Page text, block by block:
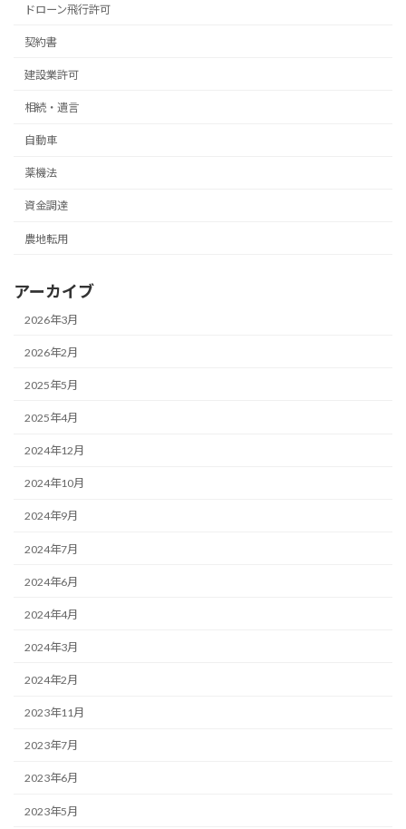
ドローン飛行許可
契約書
建設業許可
相続・遺言
自動車
薬機法
資金調達
農地転用
アーカイブ
2026年3月
2026年2月
2025年5月
2025年4月
2024年12月
2024年10月
2024年9月
2024年7月
2024年6月
2024年4月
2024年3月
2024年2月
2023年11月
2023年7月
2023年6月
2023年5月